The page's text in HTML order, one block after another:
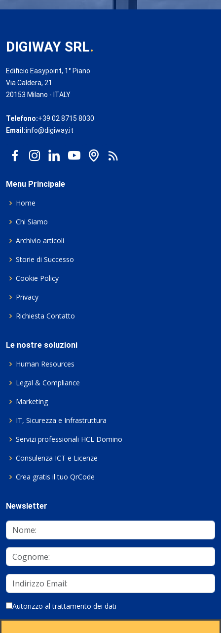
DIGIWAY SRL.
Edificio Easypoint, 1° Piano
Via Caldera, 21
20153 Milano - ITALY
Telefono:+39 02 8715 8030
Email:info@digiway.it
Menu Principale
Home
Chi Siamo
Archivio articoli
Storie di Successo
Cookie Policy
Privacy
Richiesta Contatto
Le nostre soluzioni
Human Resources
Legal & Compliance
Marketing
IT, Sicurezza e Infrastruttura
Servizi professionali HCL Domino
Consulenza ICT e Licenze
Crea gratis il tuo QrCode
Newsletter
Autorizzo al trattamento dei dati